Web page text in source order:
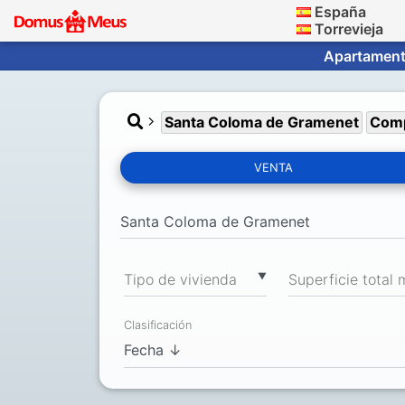
España
Torrevieja
Santa Coloma de Gramenet
VENTA
▼
Tipo de vivienda
Clasificación